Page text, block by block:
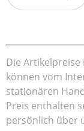
Die
können vom
stationären
Preis enthalten
persönlich über